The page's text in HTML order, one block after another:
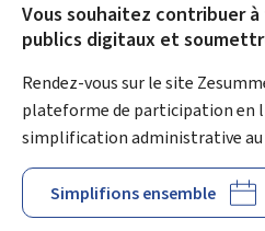
Vous souhaitez contribuer
publics digitaux et
Rendez-vous sur le site
plateforme de participation en
simplification administrative au
Simplifions ensemble